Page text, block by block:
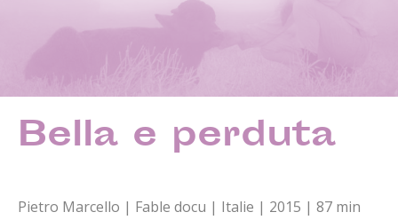
Bella e perduta
Pietro Marcello | Fable docu | Italie | 2015 | 87 min